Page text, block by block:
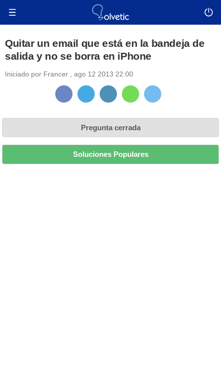
Quitar un email que está en la bandeja de
salida y no se borra en iPhone
Iniciado por Francer ago 12 2013 22:00
Pregunta cerrada
Soluciones Populares